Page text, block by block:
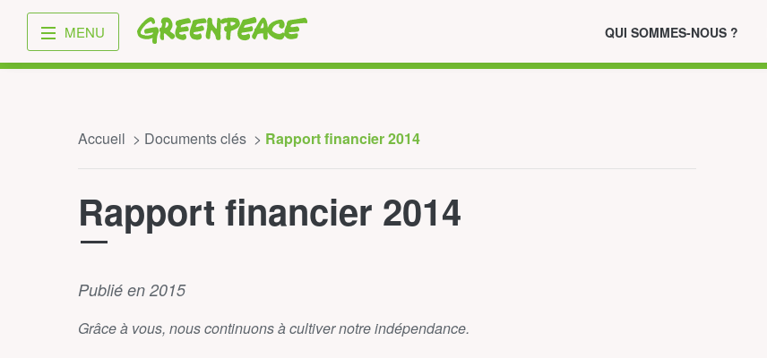
Greenpeace
MENU QUI SOMMES-NOUS ?
Accueil Documents clés Rapport financier 2014
Rapport financier 2014
Publié en 2015
Grâce à vous, nous continuons à cultiver notre indépendance.